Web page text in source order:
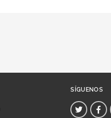
SÍGUENOS